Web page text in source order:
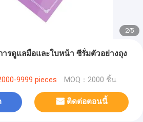
2/5
รดูแลมือและใบหน้า ซีรั่มตัวอย่างถุง
9999 pieces MOQ：2000 ชิ้น
ติดต่อตอนนี้